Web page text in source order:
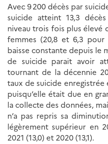
Avec 9 200 décès par
suicide atteint 13,3
niveau trois fois plus élevé
femmes (20,8 et 6,3 pour
baisse constante depuis le
de suicide parait avoir
tournant de la décennie
taux de suicide enregistrée
puisqu’elle était due en
la collecte des données,
n’a pas repris sa
légèrement supérieur en
2021 (13,0) et 2020 (13,1).